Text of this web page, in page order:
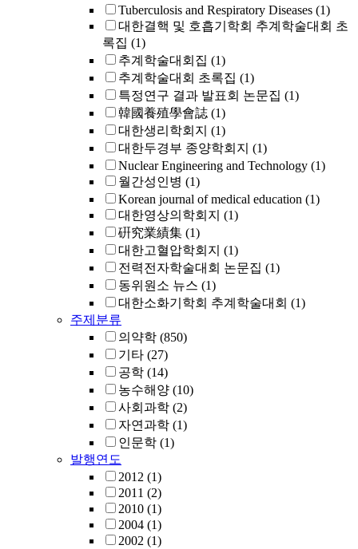
Tuberculosis and Respiratory Diseases (1)
대한결핵 및 호흡기학회 추계학술대회 초
록집 (1)
추계학술대회집 (1)
추계학술대회 초록집 (1)
특정연구 결과 발표회 논문집 (1)
韓國養殖學會誌 (1)
대한생리학회지 (1)
대한두경부 종양학회지 (1)
Nuclear Engineering and Technology (1)
월간성인병 (1)
Korean journal of medical education (1)
대한영상의학회지 (1)
硏究業績集 (1)
대한고혈압학회지 (1)
전력전자학술대회 논문집 (1)
동위원소 뉴스 (1)
대한소화기학회 추계학술대회 (1)
주제분류
의약학 (850)
기타 (27)
공학 (14)
농수해양 (10)
사회과학 (2)
자연과학 (1)
인문학 (1)
발행연도
2012 (1)
2011 (2)
2010 (1)
2004 (1)
2002 (1)